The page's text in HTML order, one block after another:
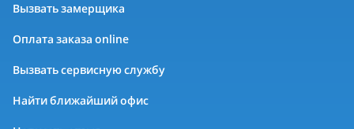
Вызвать замерщика
Оплата заказа online
Вызвать сервисную службу
Найти ближайший офис